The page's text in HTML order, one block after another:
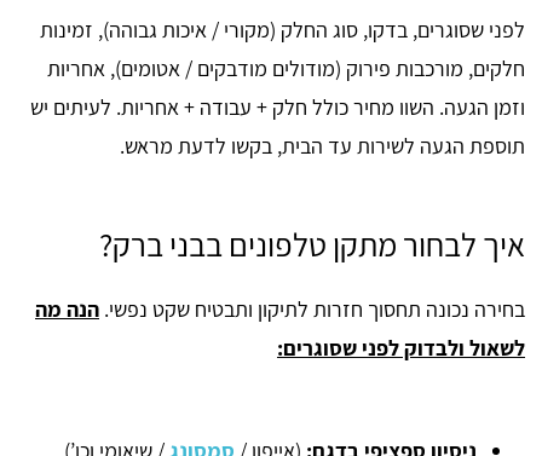
לפני שסוגרים, בדקו, סוג החלק (מקורי / איכות גבוהה), זמינות
חלקים, מורכבות פירוק (מודולים מודבקים / אטומים), אחריות
וזמן הגעה. השוו מחיר כולל חלק + עבודה + אחריות. לעיתים יש
תוספת הגעה לשירות עד הבית, בקשו לדעת מראש.
איך לבחור מתקן טלפונים בבני ברק?
בחירה נכונה תחסוך חזרות לתיקון ותבטיח שקט נפשי. הנה מה
לשאול ולבדוק לפני שסוגרים:
ניסיון ספציפי בדגם: (אייפון / סמסונג/ שיאומי וכו’)